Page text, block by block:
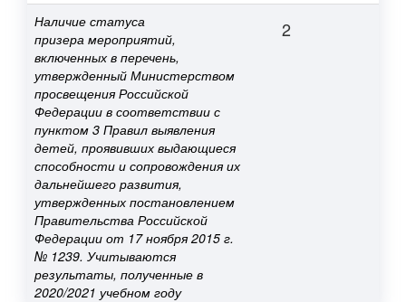
Наличие статуса
призера мероприятий,
включенных в перечень,
утвержденный Министерством
просвещения Российской
Федерации в соответствии с
пунктом 3 Правил выявления
детей, проявивших выдающиеся
способности и сопровождения их
дальнейшего развития,
утвержденных постановлением
Правительства Российской
Федерации от 17 ноября 2015 г.
№ 1239. Учитываются
результаты, полученные в
2020/2021 учебном году
2